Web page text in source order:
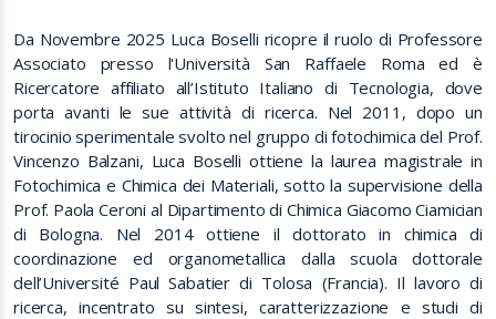
Da Novembre 2025 Luca Boselli ricopre il ruolo di Professore
Associato presso l'Università San Raffaele Roma ed è
Ricercatore affiliato all’Istituto Italiano di Tecnologia, dove
porta avanti le sue attività di ricerca. Nel 2011, dopo un
tirocinio sperimentale svolto nel gruppo di fotochimica del Prof.
Vincenzo Balzani, Luca Boselli ottiene la laurea magistrale in
Fotochimica e Chimica dei Materiali, sotto la supervisione della
Prof. Paola Ceroni al Dipartimento di Chimica Giacomo Ciamician
di Bologna. Nel 2014 ottiene il dottorato in chimica di
coordinazione ed organometallica dalla scuola dottorale
dell’Université Paul Sabatier di Tolosa (Francia). Il lavoro di
ricerca, incentrato su sintesi, caratterizzazione e studi di